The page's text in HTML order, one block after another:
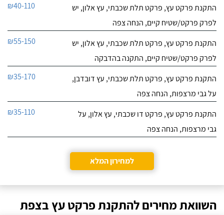
התקנת פרקט עץ, פרקט תלת שכבתי, עץ אלון, יש
לפרק פרקט/שטיח קיים, הנחה צפה
₪40-110
התקנת פרקט עץ, פרקט תלת שכבתי, עץ אלון, יש
לפרק פרקט/שטיח קיים, התקנה בהדבקה
₪55-150
התקנת פרקט עץ, פרקט תלת שכבתי, עץ דובדבן,
על גבי מרצפות, הנחה צפה
₪35-170
התקנת פרקט עץ, פרקט דו שכבתי, עץ אלון, על
גבי מרצפות, הנחה צפה
₪35-110
למחירון המלא
השוואת מחירים להתקנת פרקט עץ בצפת